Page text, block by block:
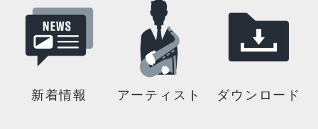
新着情報 アーティスト ダウンロード